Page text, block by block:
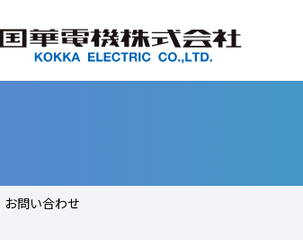
お問い合わせ